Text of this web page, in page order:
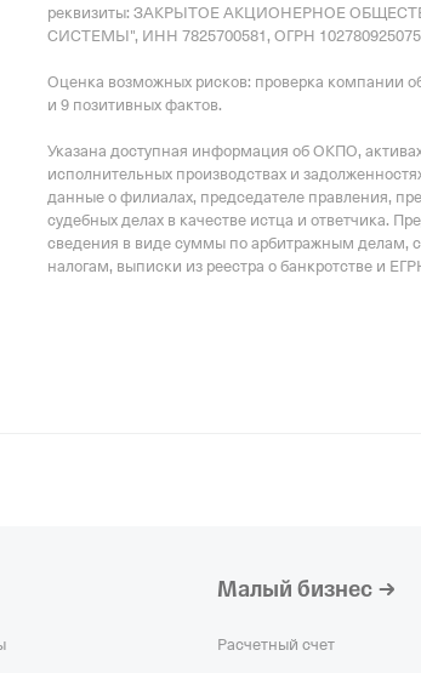
реквизиты: ЗАКРЫТОЕ АКЦИОНЕРНОЕ
СИСТЕМЫ", ИНН 7825700581, ОГРН
Оценка возможных рисков: проверка компании
и 9 позитивных фактов.
Указана доступная информация об ОКПО,
исполнительных производствах и
данные о филиалах, председателе правления,
судебных делах в качестве истца и ответчика.
сведения в виде суммы по арбитражным делам,
налогам, выписки из реестра о банкротстве и
Малый бизнес
Расчетный счет